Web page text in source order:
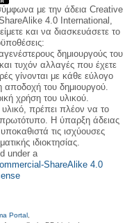
με την άδεια Creative
4.0 International,
και να διασκευάσετε το
δημιουργούς του
τυχόν αλλαγές που έχετε
γίνονται με κάθε εύλογο
αποδοχή του δημιουργού.
χρήση του υλικού.
πρέπει πλέον να το
πρωτότυπο. Η ύπαρξη άδειας
τις ισχύουσες
ιδιοκτησίας.
under a
ShareAlike 4.0
Portal